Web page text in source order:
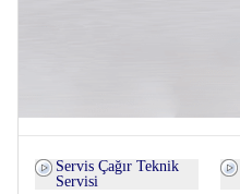
Servis Çağır Teknik
Servisi